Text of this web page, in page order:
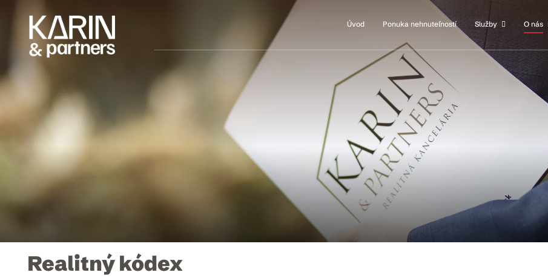
Úvod Ponuka nehnuteľností Služby O nás
Realitný kódex